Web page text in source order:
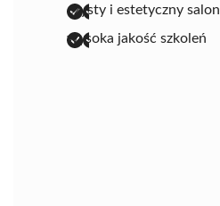
czysty i estetyczny salon
wysoka jakość szkoleń